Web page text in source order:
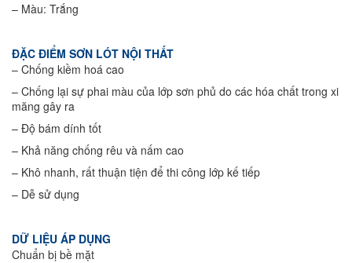
– Màu: Trắng
ĐẶC ĐIỂM SƠN LÓT NỘI THẤT
– Chống kiềm hoá cao
– Chống lại sự phai màu của lớp sơn phủ do các hóa chất trong xi
măng gây ra
– Độ bám dính tốt
– Khả năng chống rêu và nấm cao
– Khô nhanh, rất thuận tiện để thi công lớp kế tiếp
– Dễ sử dụng
DỮ LIỆU ÁP DỤNG
Chuẩn bị bề mặt